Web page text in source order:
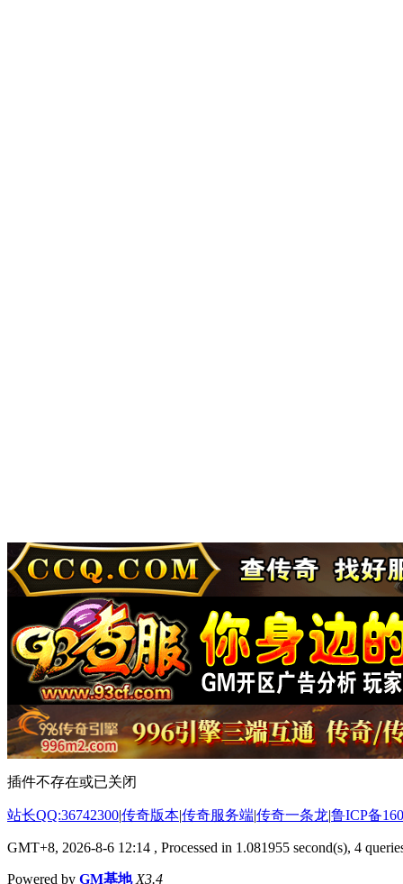
插件不存在或已关闭
站长QQ:36742300|传奇版本|传奇服务端|传奇一条龙|鲁ICP备
GMT+8, 2026-8-6 12:14 , Processed in 1.081955 second(s), 4
Powered by GM基地 X3.4